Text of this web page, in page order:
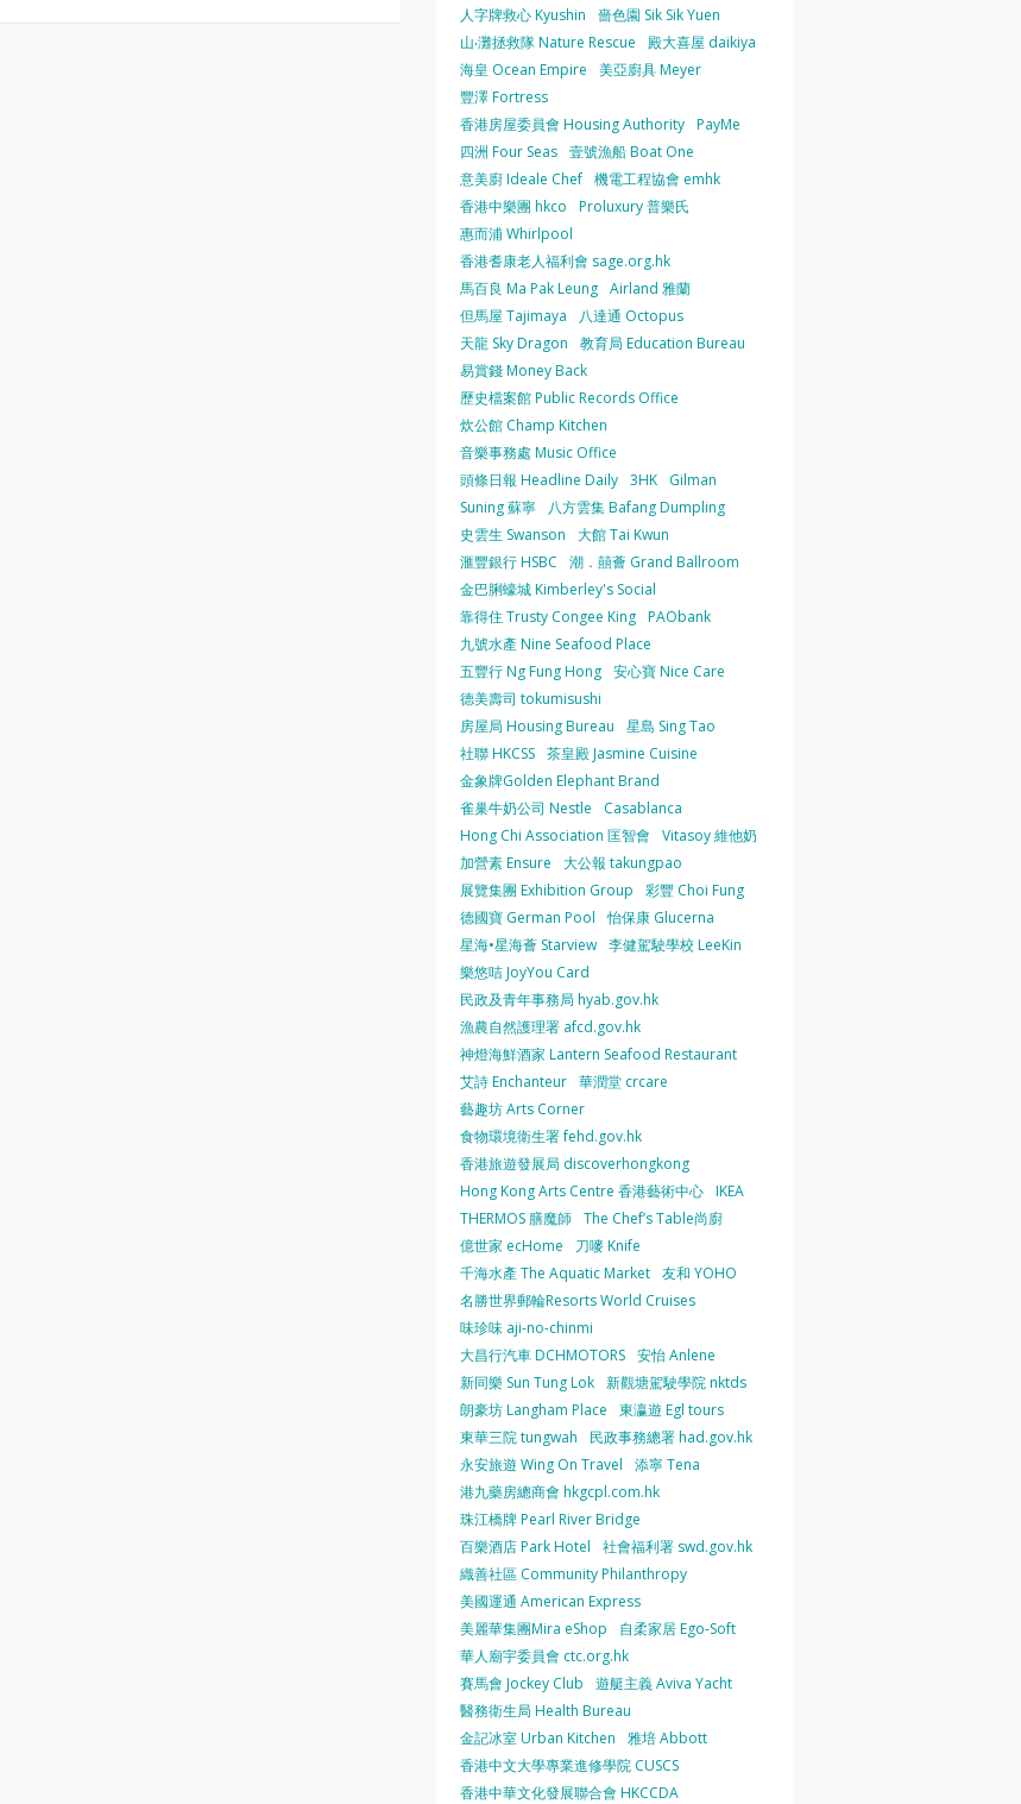
人字牌救心 Kyushin
嗇色園 Sik Sik Yuen
山‧灘拯救隊 Nature Rescue
殿大喜屋 daikiya
海皇 Ocean Empire
美亞廚具 Meyer
豐澤 Fortress
香港房屋委員會 Housing Authority PayMe
四洲 Four Seas 壹號漁船 Boat One
意美廚 Ideale Chef 機電工程協會 emhk
香港中樂團 hkco
Proluxury 普樂氏
惠而浦 Whirlpool
香港耆康老人福利會 sage.org.hk
馬百良 Ma Pak Leung Airland 雅蘭
但馬屋 Tajimaya
八達通 Octopus
天龍 Sky Dragon
教育局 Education Bureau
易賞錢 Money Back
歷史檔案館 Public Records Office
炊公館 Champ Kitchen
音樂事務處 Music Office
頭條日報 Headline Daily 3HK
Gilman
Suning 蘇寧
八方雲集 Bafang Dumpling
史雲生 Swanson
大館 Tai Kwun
滙豐銀行 HSBC
潮．囍薈 Grand Ballroom
金巴脷蠔城 Kimberley's Social
靠得住 Trusty Congee King PAObank
九號水產 Nine Seafood Place
五豐行 Ng Fung Hong 安心寶 Nice Care
德美壽司 tokumisushi
房屋局 Housing Bureau
星島 Sing Tao
社聯 HKCSS 茶皇殿 Jasmine Cuisine
金象牌Golden Elephant Brand
雀巢牛奶公司 Nestle
Casablanca
Hong Chi Association 匡智會
Vitasoy 維他奶
加營素 Ensure
大公報 takungpao
展覽集團 Exhibition Group
彩豐 Choi Fung
德國寶 German Pool
怡保康 Glucerna
星海•星海薈 Starview 李健駕駛學校 LeeKin
樂悠咭 JoyYou Card
民政及青年事務局 hyab.gov.hk
漁農自然護理署 afcd.gov.hk
神燈海鮮酒家 Lantern Seafood Restaurant
艾詩 Enchanteur 華潤堂 crcare
藝趣坊 Arts Corner
食物環境衛生署 fehd.gov.hk
香港旅遊發展局 discoverhongkong
Hong Kong Arts Centre 香港藝術中心 IKEA
THERMOS 膳魔師 The Chef’s Table尚廚
億世家 ecHome
刀嘜 Knife
千海水產 The Aquatic Market 友和 YOHO
名勝世界郵輪Resorts World Cruises
味珍味 aji-no-chinmi
大昌行汽車 DCHMOTORS 安怡 Anlene
新同樂 Sun Tung Lok 新觀塘駕駛學院 nktds
朗豪坊 Langham Place
東瀛遊 Egl tours
東華三院 tungwah
民政事務總署 had.gov.hk
永安旅遊 Wing On Travel
添寧 Tena
港九藥房總商會 hkgcpl.com.hk
珠江橋牌 Pearl River Bridge
百樂酒店 Park Hotel
社會福利署 swd.gov.hk
織善社區 Community Philanthropy
美國運通 American Express
美麗華集團Mira eShop
自柔家居 Ego-Soft
華人廟宇委員會 ctc.org.hk
賽馬會 Jockey Club
遊艇主義 Aviva Yacht
醫務衛生局 Health Bureau
金記冰室 Urban Kitchen
雅培 Abbott
香港中文大學專業進修學院 CUSCS
香港中華文化發展聯合會 HKCCDA